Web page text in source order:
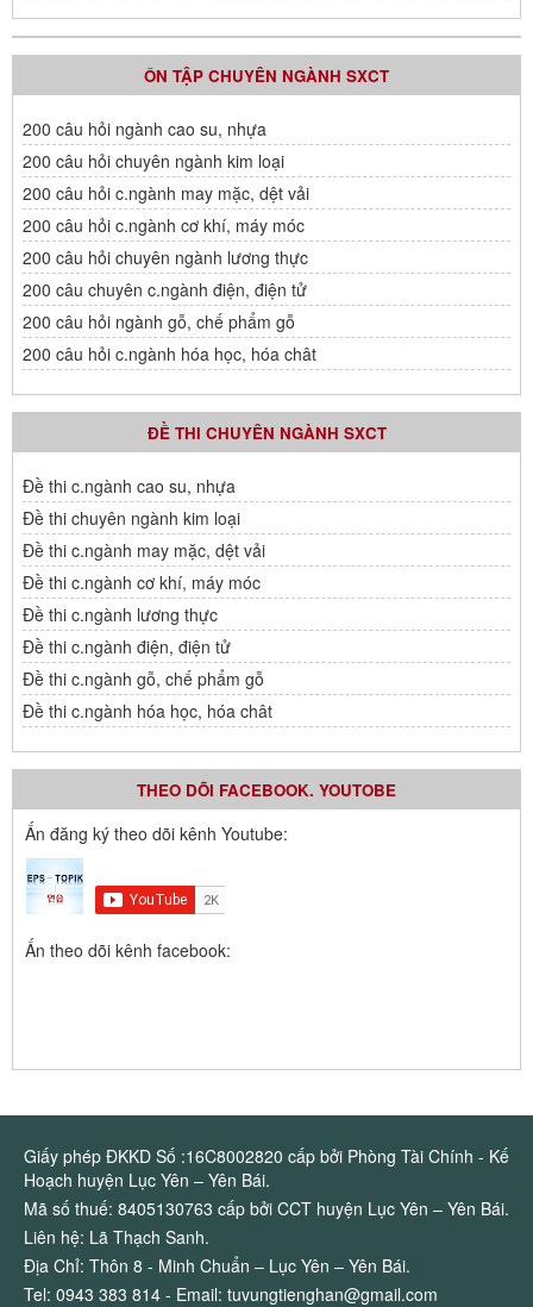
ÔN TẬP CHUYÊN NGÀNH SXCT
200 câu hỏi ngành cao su, nhựa
200 câu hỏi chuyên ngành kim loại
200 câu hỏi c.ngành may mặc, dệt vải
200 câu hỏi c.ngành cơ khí, máy móc
200 câu hỏi chuyên ngành lương thực
200 câu chuyên c.ngành điện, điện tử
200 câu hỏi ngành gỗ, chế phẩm gỗ
200 câu hỏi c.ngành hóa học, hóa chât
ĐỀ THI CHUYÊN NGÀNH SXCT
Đề thi c.ngành cao su, nhựa
Đề thi chuyên ngành kim loại
Đề thi c.ngành may mặc, dệt vải
Đề thi c.ngành cơ khí, máy móc
Đề thi c.ngành lương thực
Đề thi c.ngành điện, điện tử
Đề thi c.ngành gỗ, chế phẩm gỗ
Đề thi c.ngành hóa học, hóa chât
THEO DÕI FACEBOOK. YOUTOBE
Ấn đăng ký theo dõi kênh Youtube:
Ấn theo dõi kênh facebook:
Giấy phép ĐKKD Số :16C8002820 cấp bởi Phòng Tài Chính - Kế
Hoạch huyện Lục Yên – Yên Bái.
Mã số thuế: 8405130763 cấp bởi CCT huyện Lục Yên – Yên Bái.
Liên hệ: Lã Thạch Sanh.
Địa Chỉ: Thôn 8 - Minh Chuẩn – Lục Yên – Yên Bái.
Tel: 0943 383 814 - Email: tuvungtienghan@gmail.com